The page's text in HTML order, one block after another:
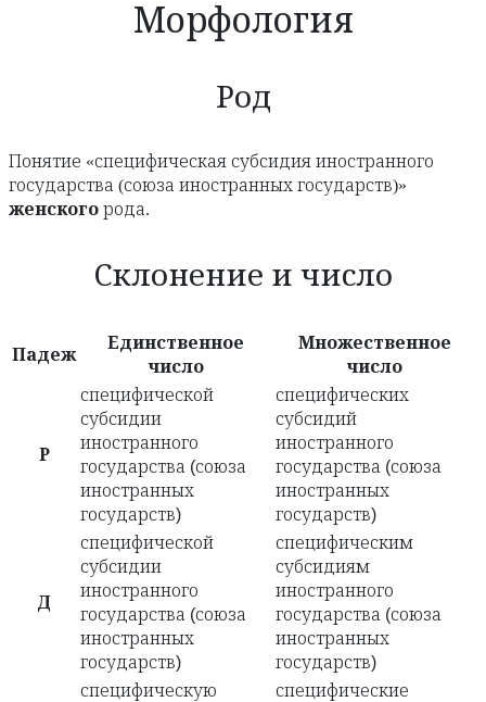
Морфология
Род
Понятие «специфическая субсидия иностранного
государства (союза иностранных государств)»
женского рода.
Склонение и число
Падеж
Единственное
число
Множественное
число
Р
специфической
субсидии
иностранного
государства (союза
иностранных
государств)
специфических
субсидий
иностранного
государства (союза
иностранных
государств)
Д
специфической
субсидии
иностранного
государства (союза
иностранных
государств)
специфическим
субсидиям
иностранного
государства (союза
иностранных
государств)
специфическую
специфические